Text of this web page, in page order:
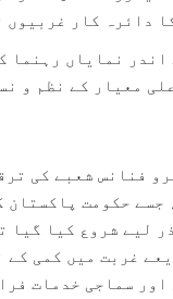
دائرہ کار غربیوں
نمایاں رہنما
معیار کے نظم و
فنانس شعبے کی
جسے حکومت پاکستان
لیے شروع کیا گیا
غربت میں کمی کے
اور سماجی خدمات